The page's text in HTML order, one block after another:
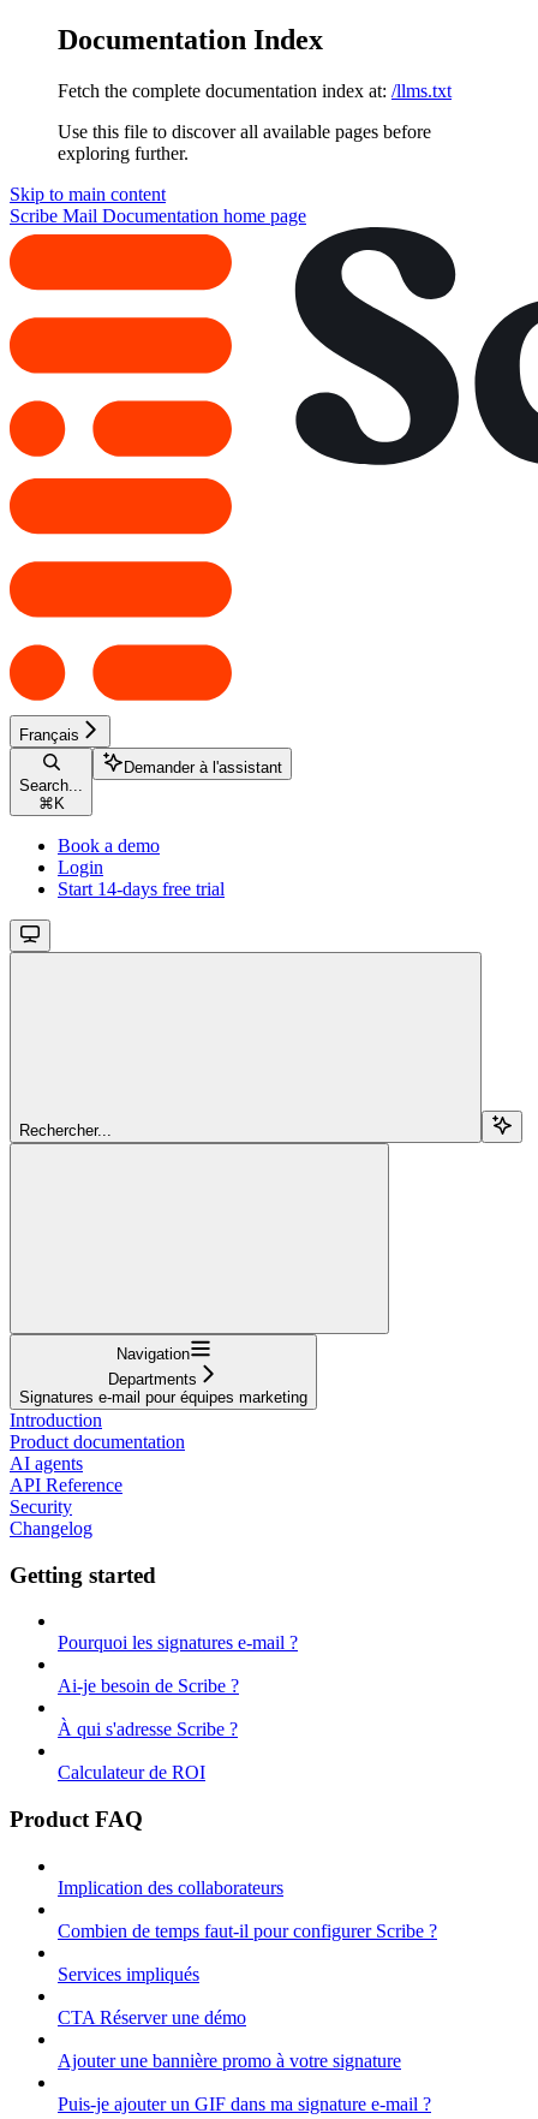
Documentation Index
Fetch the complete documentation index at: /llms.txt
Use this file to discover all available pages before
exploring further.
Skip to main content
Scribe Mail Documentation home page
Français
Search...
⌘ K
Demander à l'assistant
Book a demo
Login
Start 14-days free trial
Rechercher...
Navigation
Departments
Signatures e-mail pour équipes marketing
Introduction
Product documentation
AI agents
API Reference
Security
Changelog
Getting started
Pourquoi les signatures e-mail ?
Ai-je besoin de Scribe ?
À qui s'adresse Scribe ?
Calculateur de ROI
Product FAQ
Implication des collaborateurs
Combien de temps faut-il pour configurer Scribe ?
Services impliqués
CTA Réserver une démo
Ajouter une bannière promo à votre signature
Puis-je ajouter un GIF dans ma signature e-mail ?